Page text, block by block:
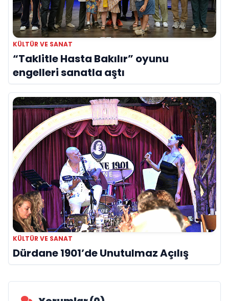
KÜLTÜR VE SANAT
“Taklitle Hasta Bakılır” oyunu
engelleri sanatla aştı
KÜLTÜR VE SANAT
Dürdane 1901’de Unutulmaz Açılış